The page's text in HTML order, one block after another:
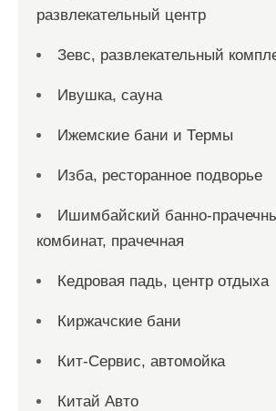
развлекательный центр
Зевс, развлекательный
Ивушка, сауна
Ижемские бани и Термы
Изба, ресторанное подворье
Ишимбайский банно-
комбинат, прачечная
Кедровая падь, центр отдыха
Киржачские бани
Кит-Сервис, автомойка
Китай Авто